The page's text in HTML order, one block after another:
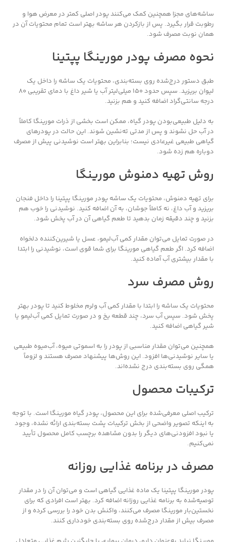
ساشه‌های مجزا همچنین کمک می‌کنند پودر اصلی کمتر در معرض هوا و
رطوبت قرار بگیرد. پس از بازکردن هر ساشه بهتر است تمام محتویات آن در
همان نوبت مصرف شود.
نحوه مصرف پودر مورینگا پپتینا
طبق دستور درج‌شده روی بسته‌بندی، محتویات یک ساشه را داخل یک
لیوان بریزید. سپس حدود ۱۵۰ میلی‌لیتر آب یا شیر داغ با دمای تقریبی ۸۰
درجه سانتی‌گراد اضافه کنید و هم بزنید.
به دلیل طبیعی‌بودن پودر گیاه، ممکن است بخشی از ذرات مورینگا کاملاً
در آب حل نشوند و پس از مدتی ته‌نشین شوند. این حالت در پودرهای
گیاهی طبیعی غیرعادی نیست؛ بنابراین بهتر است نوشیدنی پیش از مصرف
دوباره هم زده شود.
روش تهیه دمنوش مورینگا
برای تهیه دمنوش، محتویات یک ساشه پودر مورینگا پپتینا را داخل فنجان
بریزید و آب داغ، نه کاملاً جوشان، به آن اضافه کنید. نوشیدنی را خوب هم
بزنید و چند دقیقه زمان بدهید تا طعم گیاهی آن در آب پخش شود.
در صورت تمایل می‌توان مقدار کمی آب‌لیمو، عسل یا شیرین‌کننده دلخواه
اضافه کرد. اگر طعم گیاهی مورینگا برای شما قوی است، نوشیدنی را ابتدا
با مقدار بیشتری آب آماده کنید.
روش مصرف سرد
محتویات یک ساشه را ابتدا با مقدار کمی آب ولرم مخلوط کنید تا پودر بهتر
پخش شود. سپس آب سرد، چند قطعه یخ و در صورت تمایل کمی آب‌لیمو یا
شیر گیاهی اضافه کنید.
همچنین می‌توان مقدار مناسبی از پودر را به اسموتی میوه، آب‌میوه طبیعی
یا سایر نوشیدنی‌ها افزود. این روش‌ها پیشنهاد مصرف هستند و لزوماً
همگی روی بسته‌بندی درج نشده‌اند.
ترکیبات محصول
ترکیب اصلی معرفی‌شده برای این محصول، پودر گیاه مورینگا است. با توجه
به اینکه تصویر واضحی از بخش ترکیبات پشت بسته‌بندی ارائه نشده، وجود
یا نبود افزودنی‌های دیگر را بدون مشاهده برچسب کامل محصول تأیید
نمی‌کنیم.
مصرف در برنامه غذایی روزانه
پودر مورینگا پپتینا یک ماده غذایی گیاهی است و می‌توان آن را در مقدار
توصیه‌شده به برنامه غذایی روزانه اضافه کرد. بهتر است افرادی که برای
نخستین‌بار مورینگا مصرف می‌کنند، واکنش بدن خود را بررسی کرده و از
مصرف بیش از مقدار درج‌شده روی بسته‌بندی خودداری کنند.